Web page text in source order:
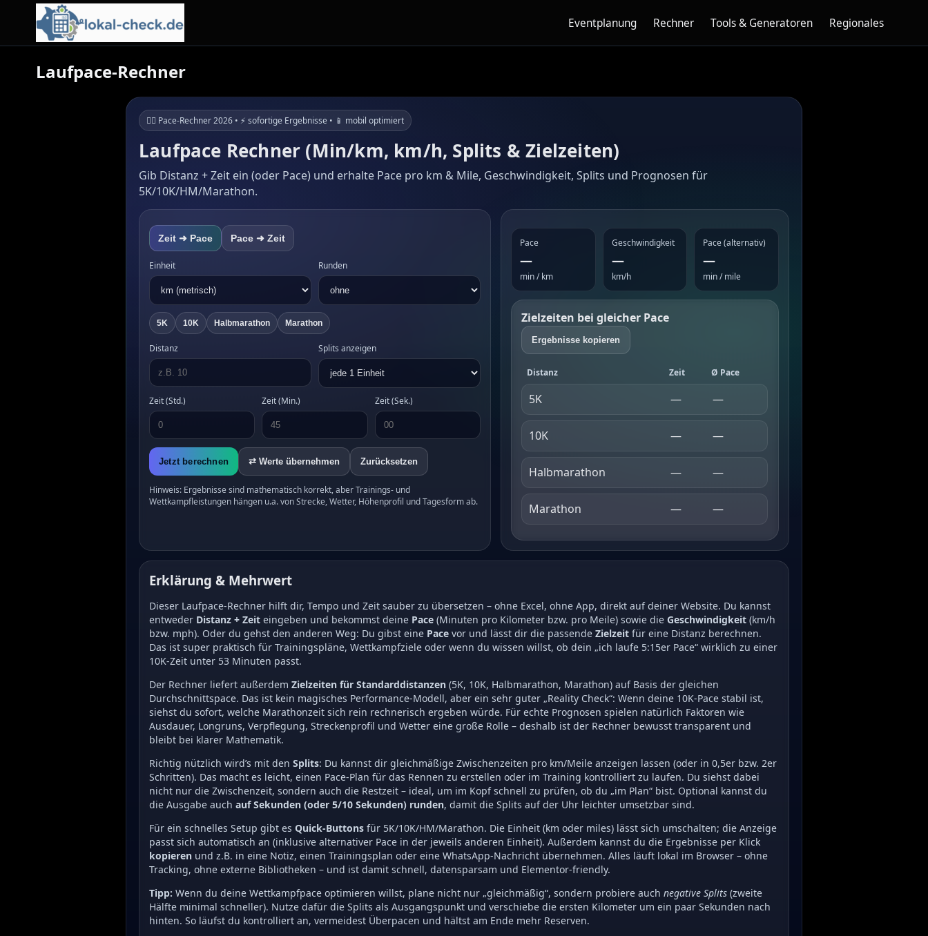
Eventplanung Rechner Tools & Generatoren Regionales
Laufpace-Rechner
🏃‍♂️ Pace-Rechner 2026 • ⚡ sofortige Ergebnisse • 📱 mobil optimiert
Laufpace Rechner (Min/km, km/h, Splits & Zielzeiten)
Gib Distanz + Zeit ein (oder Pace) und erhalte Pace pro km & Mile, Geschwindigkeit, Splits und Prognosen für
5K/10K/HM/Marathon.
Zeit ➜ Pace Pace ➜ Zeit
Einheit Runden
5K 10K Halbmarathon Marathon
Distanz Splits anzeigen
Zeit (Std.) Zeit (Min.) Zeit (Sek.)
Jetzt berechnen ⇄ Werte übernehmen Zurücksetzen
Hinweis: Ergebnisse sind mathematisch korrekt, aber Trainings- und
Wettkampfleistungen hängen u.a. von Strecke, Wetter, Höhenprofil und Tagesform ab.
Pace
—
min / km
Geschwindigkeit
—
km/h
Pace (alternativ)
—
min / mile
Zielzeiten bei gleicher Pace
Ergebnisse kopieren
Distanz Zeit Ø Pace
5K — —
10K — —
Halbmarathon — —
Marathon — —
Erklärung & Mehrwert
Dieser Laufpace-Rechner hilft dir, Tempo und Zeit sauber zu übersetzen – ohne Excel, ohne App, direkt auf deiner Website. Du kannst
entweder Distanz + Zeit eingeben und bekommst deine Pace (Minuten pro Kilometer bzw. pro Meile) sowie die Geschwindigkeit (km/h
bzw. mph). Oder du gehst den anderen Weg: Du gibst eine Pace vor und lässt dir die passende Zielzeit für eine Distanz berechnen.
Das ist super praktisch für Trainingspläne, Wettkampfziele oder wenn du wissen willst, ob dein „ich laufe 5:15er Pace“ wirklich zu einer
10K-Zeit unter 53 Minuten passt.
Der Rechner liefert außerdem Zielzeiten für Standarddistanzen (5K, 10K, Halbmarathon, Marathon) auf Basis der gleichen
Durchschnittspace. Das ist kein magisches Performance-Modell, aber ein sehr guter „Reality Check“: Wenn deine 10K-Pace stabil ist,
siehst du sofort, welche Marathonzeit sich rein rechnerisch ergeben würde. Für echte Prognosen spielen natürlich Faktoren wie
Ausdauer, Longruns, Verpflegung, Streckenprofil und Wetter eine große Rolle – deshalb ist der Rechner bewusst transparent und
bleibt bei klarer Mathematik.
Richtig nützlich wird’s mit den Splits: Du kannst dir gleichmäßige Zwischenzeiten pro km/Meile anzeigen lassen (oder in 0,5er bzw. 2er
Schritten). Das macht es leicht, einen Pace-Plan für das Rennen zu erstellen oder im Training kontrolliert zu laufen. Du siehst dabei
nicht nur die Zwischenzeit, sondern auch die Restzeit – ideal, um im Kopf schnell zu prüfen, ob du „im Plan“ bist. Optional kannst du
die Ausgabe auch auf Sekunden (oder 5/10 Sekunden) runden, damit die Splits auf der Uhr leichter umsetzbar sind.
Für ein schnelles Setup gibt es Quick-Buttons für 5K/10K/HM/Marathon. Die Einheit (km oder miles) lässt sich umschalten; die Anzeige
passt sich automatisch an (inklusive alternativer Pace in der jeweils anderen Einheit). Außerdem kannst du die Ergebnisse per Klick
kopieren und z.B. in eine Notiz, einen Trainingsplan oder eine WhatsApp-Nachricht übernehmen. Alles läuft lokal im Browser – ohne
Tracking, ohne externe Bibliotheken – und ist damit schnell, datensparsam und Elementor-friendly.
Tipp: Wenn du deine Wettkampfpace optimieren willst, plane nicht nur „gleichmäßig“, sondern probiere auch negative Splits (zweite
Hälfte minimal schneller). Nutze dafür die Splits als Ausgangspunkt und verschiebe die ersten Kilometer um ein paar Sekunden nach
hinten. So läufst du kontrolliert an, vermeidest Überpacen und hältst am Ende mehr Reserven.